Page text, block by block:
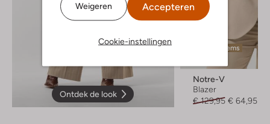
Weigeren Accepteren
Cookie-instellingen
Ontdek de look
Laatste items
Notre-V
Blazer
€ 129,95 € 64,95